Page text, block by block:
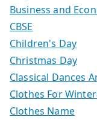
Business and
CBSE
Children's Day
Christmas Day
Classical Dances
Clothes For
Clothes Name